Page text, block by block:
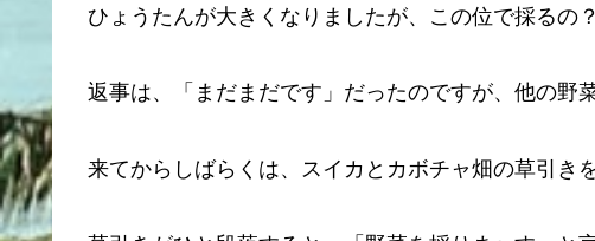
ひょうたんが大きくなりましたが、この位で採るの
返事は、「まだまだです」だったのですが、他の野
来てからしばらくは、スイカとカボチャ畑の草引き